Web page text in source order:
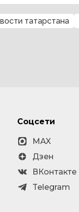
татарстана
Соцсети
MAX
Дзен
ВКонтакте
Telegram